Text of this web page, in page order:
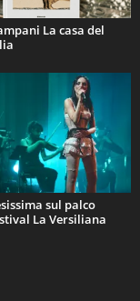
La casa del
sul palco
La Versiliana